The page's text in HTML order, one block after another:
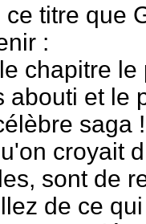
titre que
:
chapitre le
abouti et le
saga
croyait
sont de
de ce